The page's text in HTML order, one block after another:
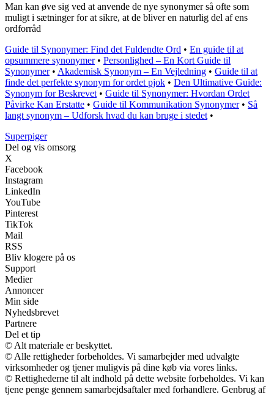
Man kan øve sig ved at anvende de nye synonymer så ofte som
muligt i sætninger for at sikre, at de bliver en naturlig del af ens
ordforråd
Guide til Synonymer: Find det Fuldendte Ord • En guide til at
opsummere synonymer• Personlighed – En Kort Guide til
Synonymer• Akademisk Synonym – En Vejledning • Guide til at
finde det perfekte synonym for ordet pjok • Den Ultimative Guide:
Synonym for Beskrevet • Guide til Synonymer: Hvordan Ordet
Påvirke Kan Erstatte • Guide til Kommunikation Synonymer• Så
langt synonym – Udforsk hvad du kan bruge i stedet •
Superpiger
Del og vis omsorg
X
Facebook
Instagram
LinkedIn
YouTube
Pinterest
TikTok
Mail
RSS
Bliv klogere på os
Support
Medier
Annoncer
Min side
Nyhedsbrevet
Partnere
Del et tip
© Alt materiale er beskyttet.
© Alle rettigheder forbeholdes. Vi samarbejder med udvalgte
virksomheder og tjener muligvis på dine køb via vores links.
© Rettighederne til alt indhold på dette website forbeholdes. Vi kan
tjene penge gennem samarbejdsaftaler med forhandlere. Genbrug af